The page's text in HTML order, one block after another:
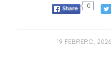
0
19 FEBRERO, 2026
/